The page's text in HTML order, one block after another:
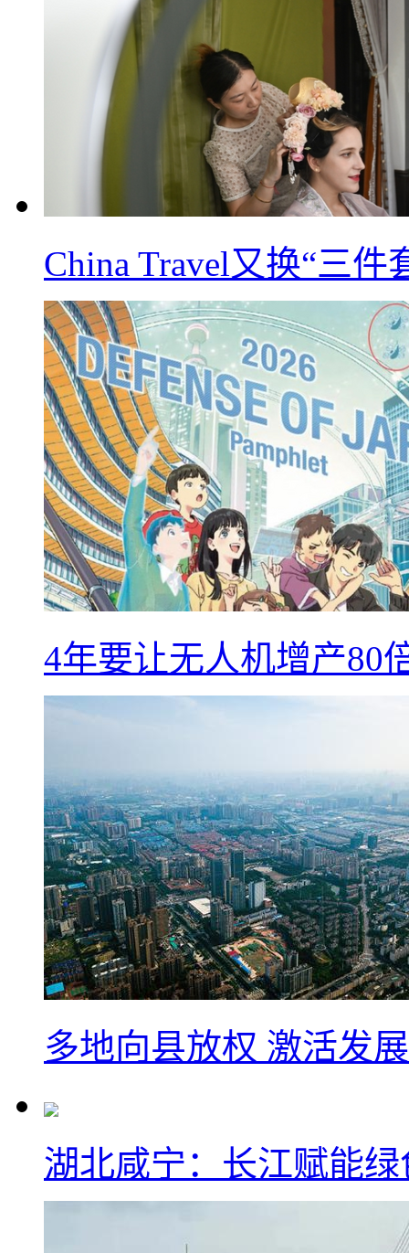
China Travel又换“三
4年要让无人机增产80
多地向县放权 激活发
湖北咸宁：长江赋能